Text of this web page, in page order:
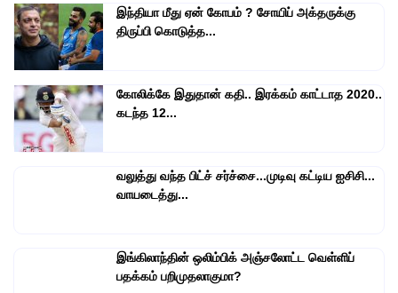
இந்தியா மீது ஏன் கோபம் ? சோயிப் அக்தருக்கு
திருப்பி கொடுத்த...
கோலிக்கே இதுதான் கதி.. இரக்கம் காட்டாத 2020..
கடந்த 12...
வலுத்து வந்த பிட்ச் சர்ச்சை...முடிவு கட்டிய ஐசிசி...
வாயடைத்து...
இங்கிலாந்தின் ஒலிம்பிக் அஞ்சலோட்ட வெள்ளிப்
பதக்கம் பறிமுதலாகுமா?